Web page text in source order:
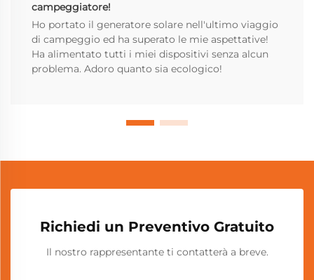
campeggiatore!
Ho portato il generatore solare nell'ultimo viaggio
di campeggio ed ha superato le mie aspettative!
Ha alimentato tutti i miei dispositivi senza alcun
problema. Adoro quanto sia ecologico!
Richiedi un Preventivo Gratuito
Il nostro rappresentante ti contatterà a breve.